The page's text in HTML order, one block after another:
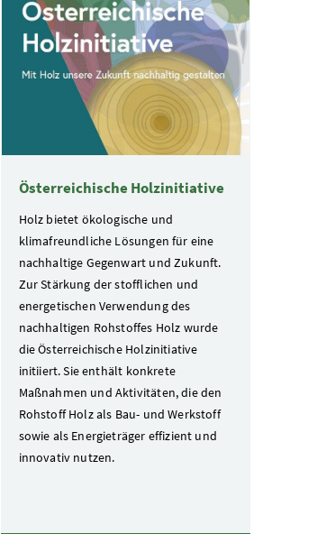
Österreichische Holzinitiative
Holz bietet ökologische und
klimafreundliche Lösungen für eine
nachhaltige Gegenwart und Zukunft.
Zur Stärkung der stofflichen und
energetischen Verwendung des
nachhaltigen Rohstoffes Holz wurde
die Österreichische Holzinitiative
initiiert. Sie enthält konkrete
Maßnahmen und Aktivitäten, die den
Rohstoff Holz als Bau- und Werkstoff
sowie als Energieträger effizient und
innovativ nutzen.